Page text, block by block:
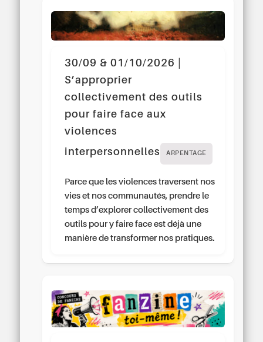
30/09 & 01/10/2026 |
S’approprier
collectivement des outils
pour faire face aux
violences
interpersonnelles
ARPENTAGE
Parce que les violences traversent nos
vies et nos communautés, prendre le
temps d’explorer collectivement des
outils pour y faire face est déjà une
manière de transformer nos pratiques.